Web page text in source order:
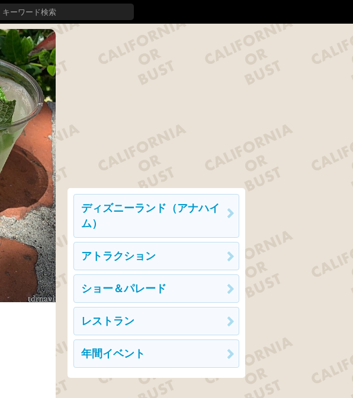
ディズニーランド（アナハイ
ム）
アトラクション
ショー＆パレード
レストラン
年間イベント